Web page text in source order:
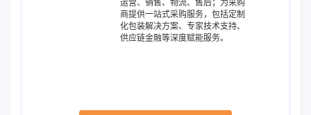
商提供一站式采购服务，包括定制
化包装解决方案、专家技术支持、
供应链金融等深度赋能服务。